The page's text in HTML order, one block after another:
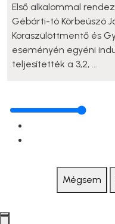
Első alkalommal
Gébárti-tó Körbeúszó
Koraszülöttmentő és
eseményén egyéni
teljesítették a 3,2, ...
Mégsem